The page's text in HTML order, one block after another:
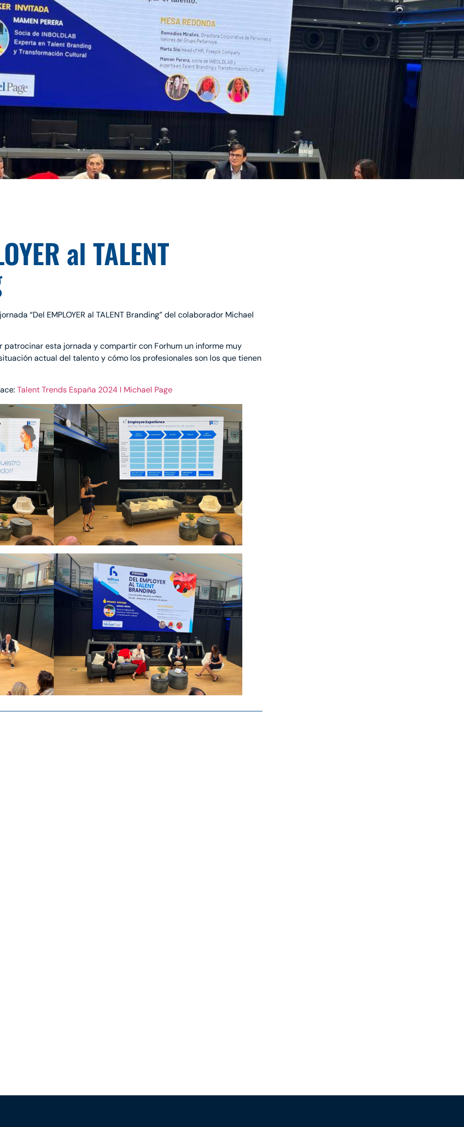
al TALENT
“Del EMPLOYER al TALENT Branding” del colaborador Michael
patrocinar esta jornada y compartir con Forhum un informe muy
actual del talento y cómo los profesionales son los que tienen
Talent Trends España 2024 I Michael Page